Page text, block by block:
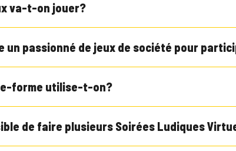
va-t-on jouer?
un passionné de jeux de société pour
forme utilise-t-on?
de faire plusieurs Soirées Ludiques